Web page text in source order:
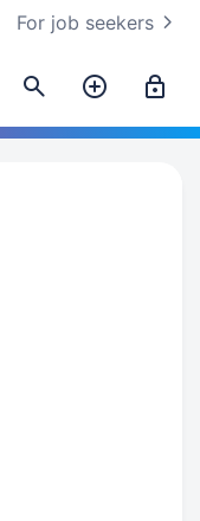
For job seekers